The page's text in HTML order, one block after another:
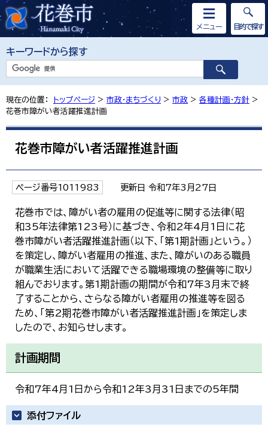
キーワードから探す
メニュー 目的で探す
現在の位置： トップページ > 市政・まちづくり > 市政 > 各種計画・方針 >
花巻市障がい者活躍推進計画
花巻市障がい者活躍推進計画
ページ番号1011983 更新日 令和7年3月27日
花巻市では、障がい者の雇用の促進等に関する法律（昭
和35年法律第123号）に基づき、令和2年4月1日に花
巻市障がい者活躍推進計画（以下、「第1期計画」という。）
を策定し、障がい者雇用の推進、また、障がいのある職員
が職業生活において活躍できる職場環境の整備等に取り
組んでおります。第1期計画の期間が令和7年3月末で終
了することから、さらなる障がい者雇用の推進等を図る
ため、「第2期花巻市障がい者活躍推進計画」を策定しま
したので、お知らせします。
計画期間
令和7年4月1日から令和12年3月31日までの5年間
添付ファイル